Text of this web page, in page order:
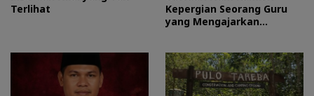
Terlihat
Kepergian Seorang Guru
yang Mengajarkan